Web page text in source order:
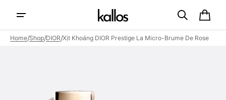
content
Cart
Home/Shop/DIOR/Xịt Khoáng DIOR Prestige La Micro-Brume De Rose